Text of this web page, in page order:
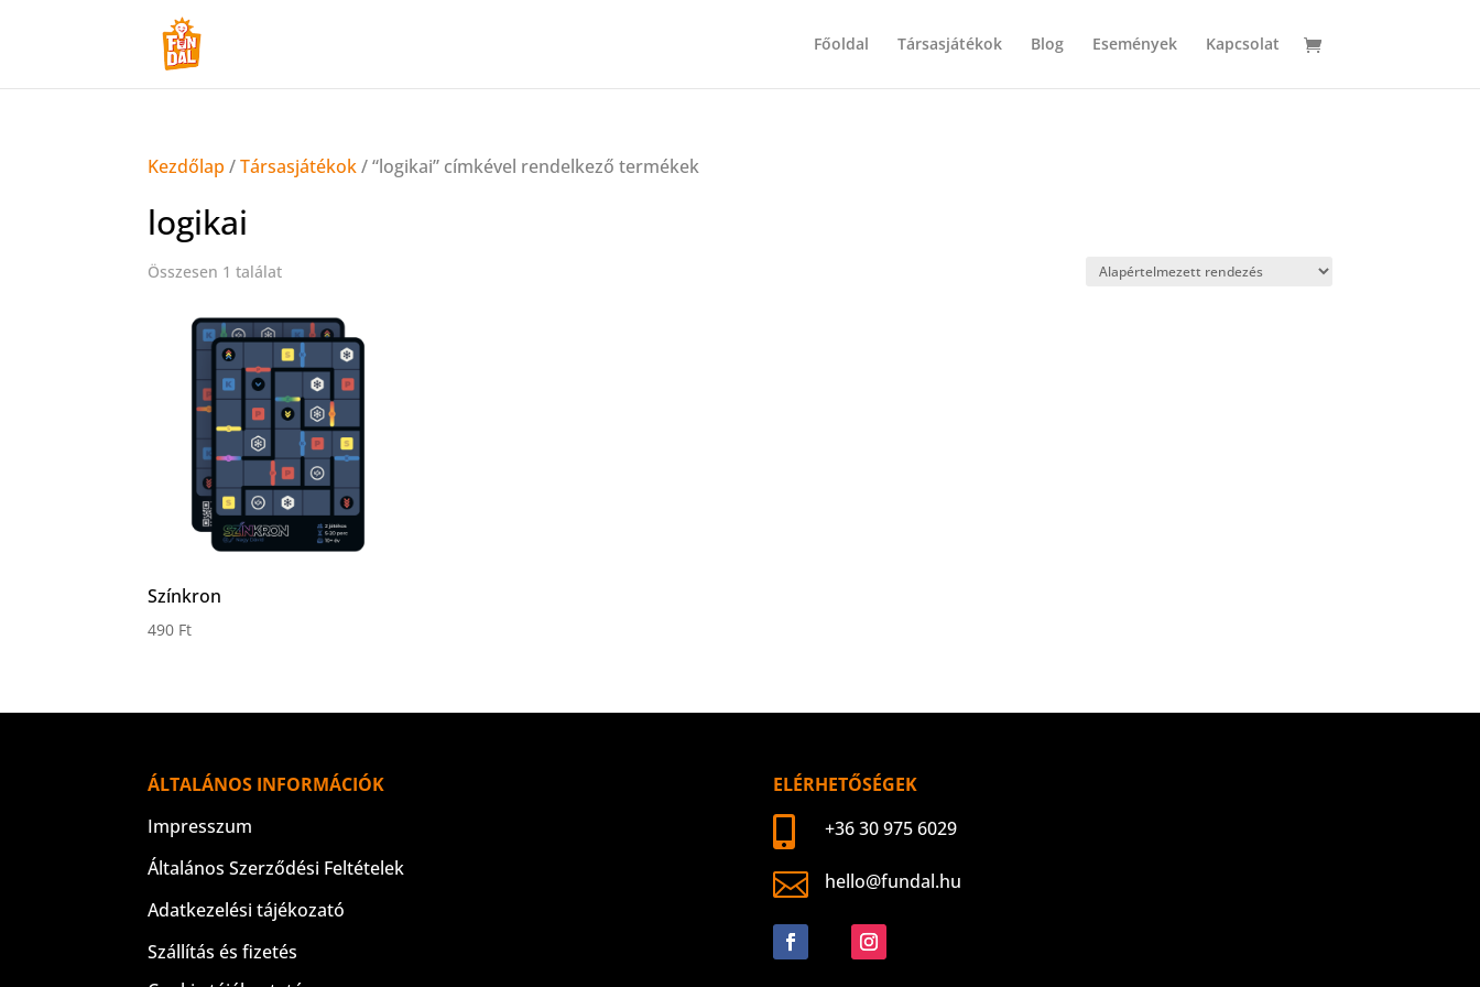
Főoldal Társasjátékok Blog Események Kapcsolat
Kezdőlap /Társasjátékok/ “logikai” címkével rendelkező termékek
logikai
Összesen 1 találat
Színkron
490 Ft
ÁLTALÁNOS INFORMÁCIÓK
Impresszum
Általános Szerződési Feltételek
Adatkezelési tájékozató
Szállítás és fizetés
ELÉRHETŐSÉGEK
 +36 30 975 6029
 hello@fundal.hu
Követés